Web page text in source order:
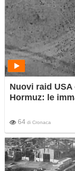
Nuovi raid
Hormuz: le
64 di Cronaca